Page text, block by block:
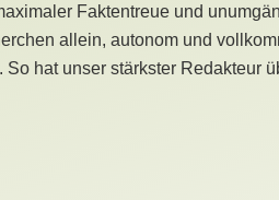
Faktentreue und
allein, autonom und
hat unser stärkster Redakteur